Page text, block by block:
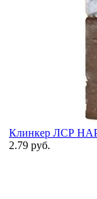
Клинкер ЛСР
2.79 руб.